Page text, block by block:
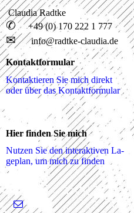
Claudia Radtke
✆+49 (0) 170 222 1 777
✉ info@radtke-claudia.de
Kontaktformular
Kontaktieren Sie mich direkt
oder über das Kon­takt­for­mu­lar
Hier finden Sie mich
Nutzen Sie den interaktiven La­
ge­plan, um mich zu finden